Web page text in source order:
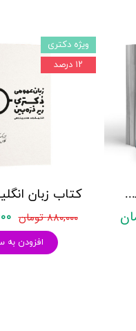
۸۸۰,۰۰۰ تومان
افزودن به
ویژه دکتری
۱۲ درصد
کتاب دکتری روانشناسی نشر آراه - دو جلدی